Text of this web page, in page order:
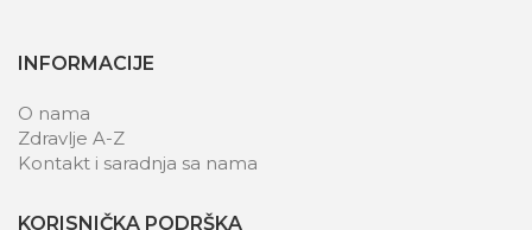
INFORMACIJE
O nama
Zdravlje A-Z
Kontakt i saradnja sa nama
KORISNIČKA PODRŠKA